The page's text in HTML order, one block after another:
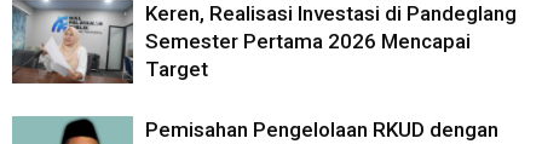
Keren, Realisasi Investasi di Pandeglang
Semester Pertama 2026 Mencapai
Target
Pemisahan Pengelolaan RKUD dengan